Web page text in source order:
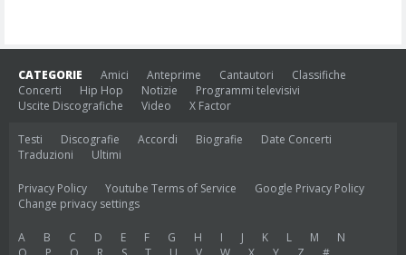
CATEGORIE Amici Anteprime Cantautori
Classifiche
Concerti
Hip Hop Notizie
Programmi televisivi
Uscite Discografiche
Video X Factor
Testi Discografie Accordi Biografie
Date Concerti
Traduzioni
Ultimi
Privacy Policy Youtube Terms of Service
Google Privacy Policy
Change privacy settings
A B C D E F G H I J K L M
N